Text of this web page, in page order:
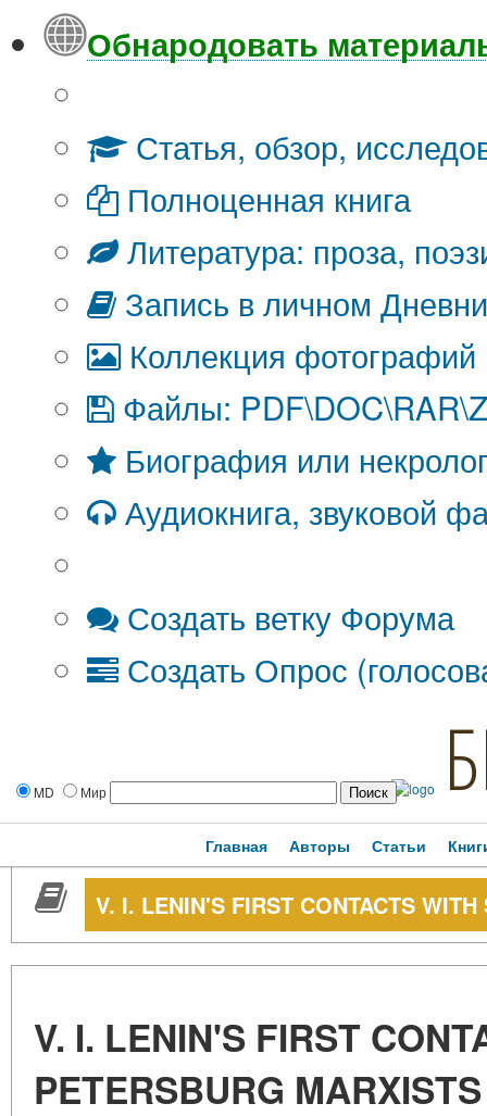
Обнародовать
Статья, обзор,
Полноценная книга
Литература: проза,
Запись в личном
Коллекция фотографий
Файлы:
Биография или
Аудиокнига, звуковой
Создать ветку Форума
Создать Опрос
MD Мир
Главная Авторы Статьи
V. I. LENIN'S FIRST CONTACTS
V. I. LENIN'S FIRST
PETERSBURG MARXISTS